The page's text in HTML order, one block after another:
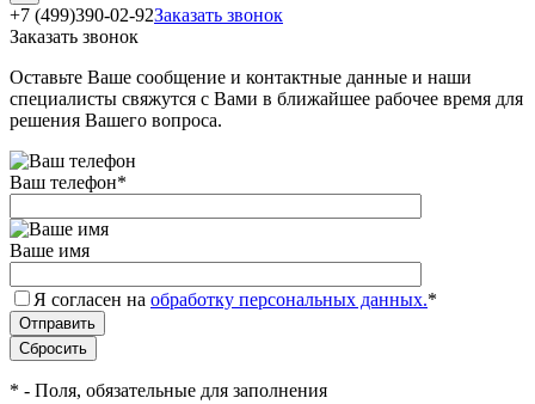
+7 (499)390-02-92Заказать звонок
Заказать звонок
Оставьте Ваше сообщение и контактные данные и наши
специалисты свяжутся с Вами в ближайшее рабочее время для
решения Вашего вопроса.
Ваш телефон*
Ваше имя
Я согласен на обработку персональных данных.*
* - Поля, обязательные для заполнения